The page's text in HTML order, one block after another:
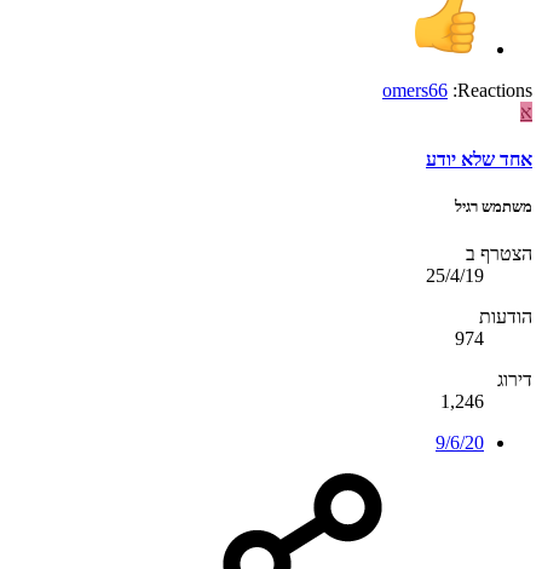
Reactions:
omers66
א
אחד שלא יודע
משתמש רגיל
הצטרף ב
25/4/19
הודעות
974
דירוג
1,246
9/6/20